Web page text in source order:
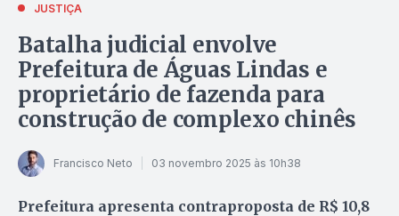
JUSTIÇA
Batalha judicial envolve
Prefeitura de Águas Lindas e
proprietário de fazenda para
construção de complexo chinês
Francisco Neto 03 novembro 2025 às 10h38
Prefeitura apresenta contraproposta de R$ 10,8